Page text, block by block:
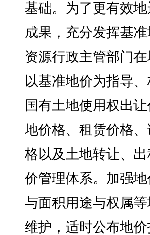
基础。为了更有效
成果，充分发挥基
资源行政主管部门
以基准地价为指导
国有土地使用权出
地价格、租赁价格
格以及土地转让、
价管理体系。加强
与面积用途与权属
维护，适时公布地